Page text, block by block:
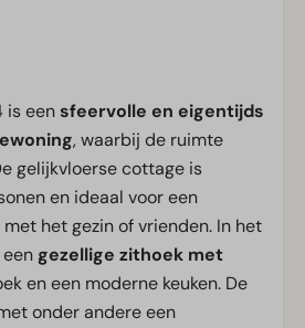
is eensfeervolle en eigentijds
, waarbij de ruimte
gelijkvloerse cottage is
en ideaal voor een
het gezin of vrienden. In het
gezellige zithoek met
en een moderne keuken. De
onder andere een